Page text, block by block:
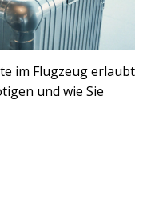
im Flugzeug erlaubt
und wie Sie